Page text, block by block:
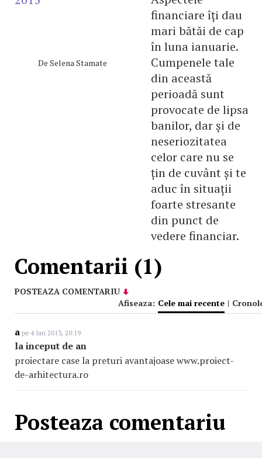
financiare îți dau
mari bătăi de cap
în luna ianuarie.
Cumpenele tale
din această
perioadă sunt
provocate de lipsa
banilor, dar și de
neseriozitatea
celor care nu se
țin de cuvânt și te
aduc în situații
foarte stresante
din punct de
vedere financiar.
De Selena Stamate
Comentarii (1)
POSTEAZA COMENTARIU
Afiseaza: Cele mai recente |
a pe 4 Ian 2013, 20:19
la inceput de an
proiectare case la preturi avantajoase www.proiect-
de-arhitectura.ro
Posteaza comentariu